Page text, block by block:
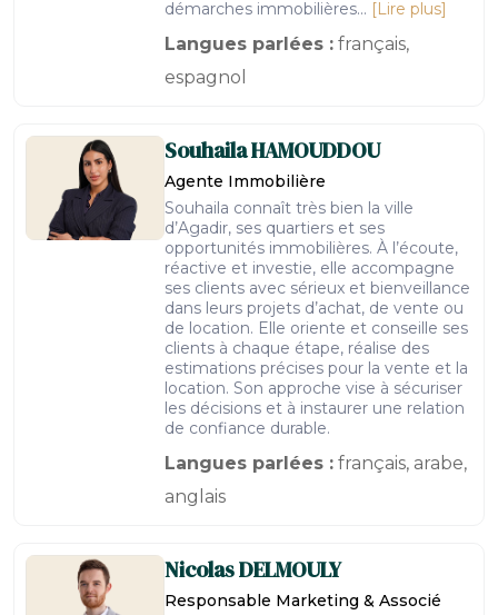
démarches immobilières... [Lire plus]
Langues parlées : français,
espagnol
SouhailaHAMOUDDOU
Agente Immobilière
Souhaila connaît très bien la ville
d’Agadir, ses quartiers et ses
opportunités immobilières. À l’écoute,
réactive et investie, elle accompagne
ses clients avec sérieux et bienveillance
dans leurs projets d’achat, de vente ou
de location. Elle oriente et conseille ses
clients à chaque étape, réalise des
estimations précises pour la vente et la
location. Son approche vise à sécuriser
les décisions et à instaurer une relation
de confiance durable.
Langues parlées : français, arabe,
anglais
NicolasDELMOULY
Responsable Marketing & Associé